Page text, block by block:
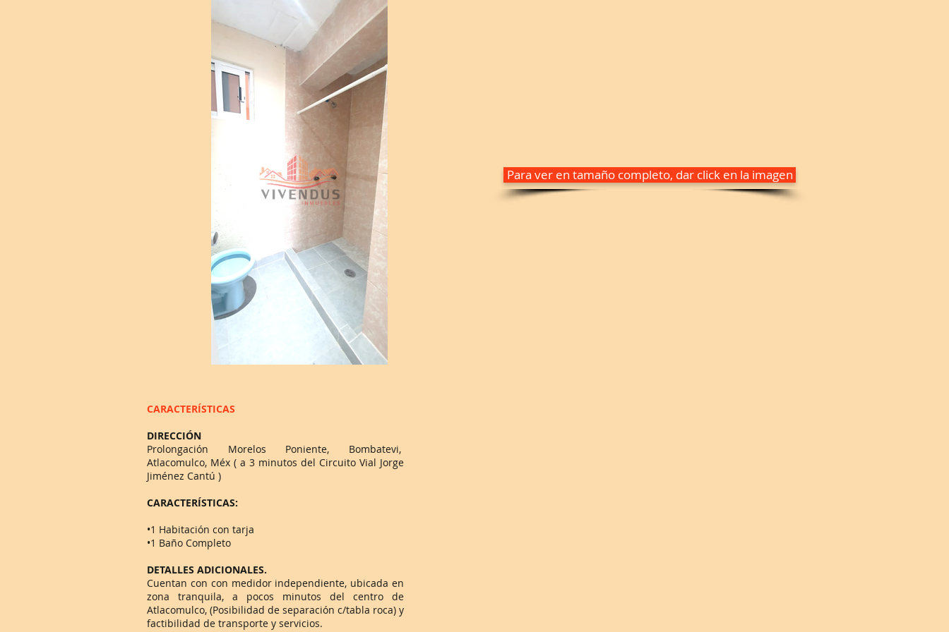
Para ver en tamaño completo, dar click en la imagen
CARACTERÍSTICAS
DIRECCIÓN
Prolongación Morelos Poniente, Bombatevi,
Atlacomulco, Méx ( a 3 minutos del Circuito Vial Jorge
Jiménez Cantú )
CARACTERÍSTICAS:
•1 Habitación con tarja
•1 Baño Completo
DETALLES ADICIONALES.
Cuentan con con medidor independiente, ubicada en
zona tranquila, a pocos minutos del centro de
Atlacomulco, (Posibilidad de separación c/tabla roca) y
factibilidad de transporte y servicios.